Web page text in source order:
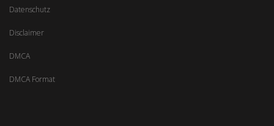
Datenschutz
Disclaimer
DMCA
DMCA Format